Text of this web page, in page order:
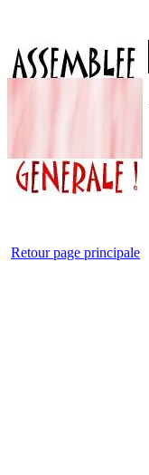
Retour page principale